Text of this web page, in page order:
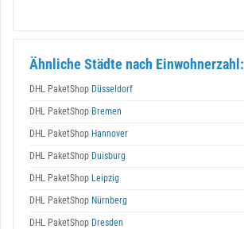
Ähnliche Städte nach Einwohnerzahl:
DHL PaketShop Düsseldorf
DHL PaketShop Bremen
DHL PaketShop Hannover
DHL PaketShop Duisburg
DHL PaketShop Leipzig
DHL PaketShop Nürnberg
DHL PaketShop Dresden